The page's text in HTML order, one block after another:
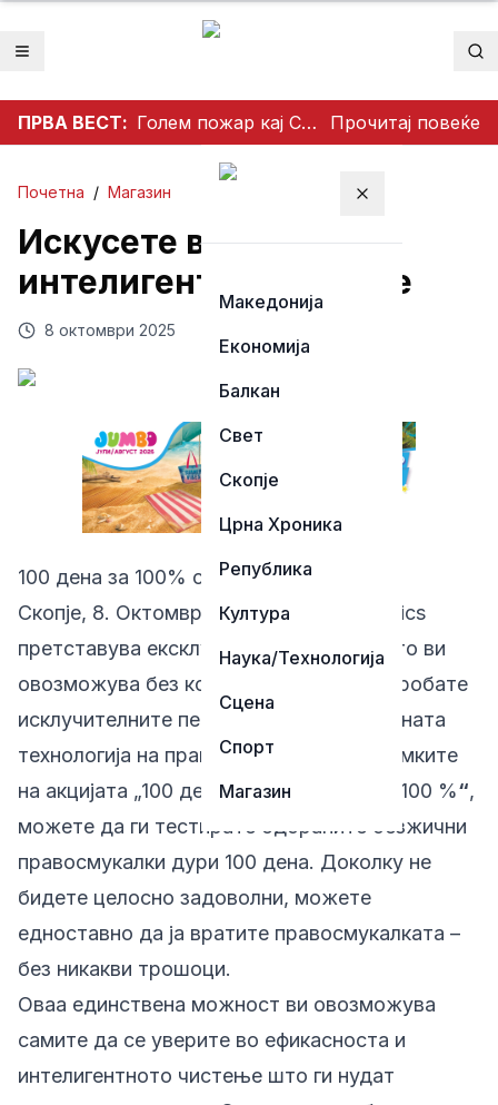
Отвори мени
ПРВА ВЕСТ: Голем пожар кај Сопиште: Три „ер трактори“ се вклучија во гаснењето, гори нискостеблеста шума Прочитај повеќе
Затвори мени
Македонија
Економија
Балкан
Свет
Скопје
Црна Хроника
Република
Култура
Наука/Технологија
Сцена
Спорт
Магазин
Почетна / Магазин
Искусете врвна моќ и
интелигентно чистење
8 октомври 2025
100 дена за 100% сигурна одлука
Скопје, 8. Октомври – Samsung Electronics
претставува ексклузивна промоција што ви
овозможува без компромиси да ги испробате
исклучителните перформанси и напредната
технологија на правосмукалките. Во рамките
на акцијата „100 дена за да се уверите 100 %“,
можете да ги тестирате одбраните безжични
правосмукалки дури 100 дена. Доколку не
бидете целосно задоволни, можете
едноставно да ја вратите правосмукалката –
без никакви трошоци.
Оваа единствена можност ви овозможува
самите да се уверите во ефикасноста и
интелигентното чистење што ги нудат